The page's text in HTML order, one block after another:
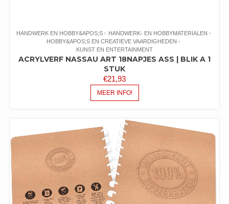
HANDWERK EN HOBBY&APOS;S
HANDWERK- EN HOBBYMATERIALEN
HOBBY&APOS;S EN CREATIEVE VAARDIGHEDEN
KUNST EN ENTERTAINMENT
ACRYLVERF NASSAU ART 18NAPJES ASS | BLIK A 1
STUK
€21,93
MEER INFO!